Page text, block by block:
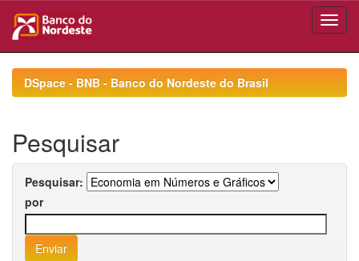
navigationDSpace - BNB - Banco do Nordeste do Brasil
Pesquisar
Pesquisar:
por